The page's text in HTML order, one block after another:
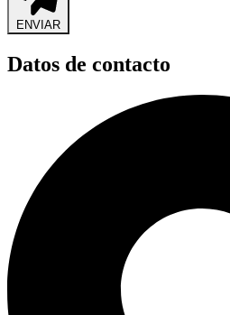
ENVIAR
Datos de contacto